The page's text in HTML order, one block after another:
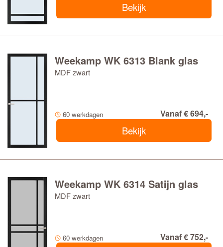
Bekijk
Weekamp WK 6313 Blank glas
MDF zwart
60 werkdagen Vanaf € 694,-
Bekijk
Weekamp WK 6314 Satijn glas
MDF zwart
60 werkdagen Vanaf € 752,-